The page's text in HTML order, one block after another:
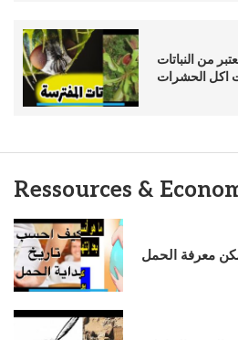
من النباتات
اكل الحشرات
Ressources &
معرفة الحمل